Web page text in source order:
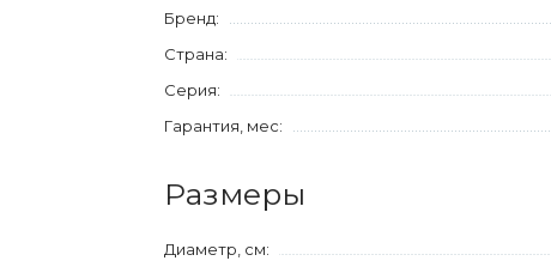
Бренд:
Страна:
Серия:
Гарантия, мес:
Размеры
Диаметр, см: